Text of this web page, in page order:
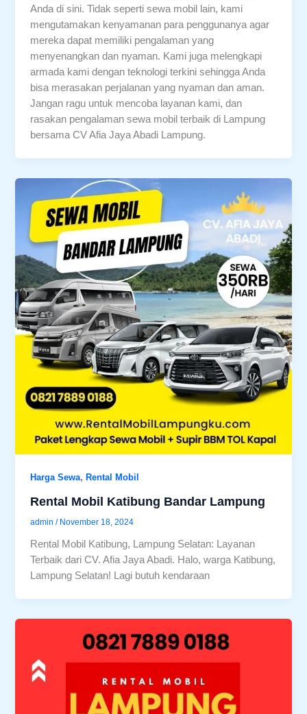
Anda di sini. Tidak seperti sewa mobil lain, kami
mengutamakan kenyamanan para penggunanya agar
mereka dapat memiliki pengalaman yang
menyenangkan dan nyaman. Kami juga melengkapi
armada kami dengan teknologi terkini sehingga Anda
bisa merasakan perjalanan yang nyaman dan aman.
Jangan ragu untuk mencoba layanan kami, dan
rasakan pengalaman sewa mobil terbaik di Lampung
bersama CV Afia Jaya Abadi Lampung.
Harga Sewa,Rental Mobil
Rental Mobil Katibung Bandar Lampung
admin/ November 18, 2024
Rental Mobil Katibung, Lampung Selatan: Layanan
Terbaik dari CV. Afia Jaya Abadi. Halo, warga Katibung,
Lampung Selatan! Lagi butuh kendaraan